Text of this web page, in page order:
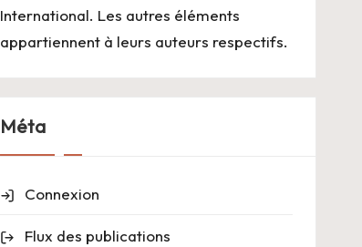
International. Les autres éléments
appartiennent à leurs auteurs respectifs.
Méta
Connexion
Flux des publications